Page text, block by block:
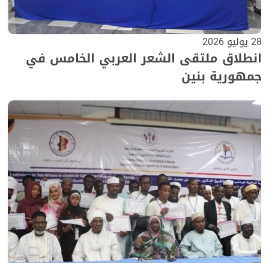
28 يوليو 2026
انطلاق ملتقى الشعر العربي الخامس في
جمهورية بنين